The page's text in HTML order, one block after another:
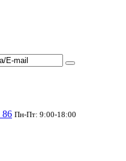
86 Пн-Пт: 9:00-18:00